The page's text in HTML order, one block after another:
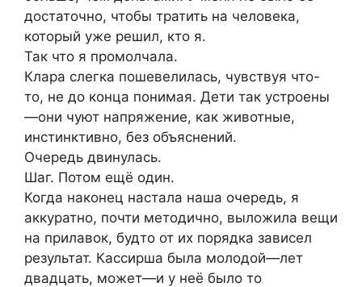
достаточно, чтобы тратить на человека,
который уже решил, кто я.
Так что я промолчала.
Клара слегка пошевелилась, чувствуя что-
то, не до конца понимая. Дети так устроены
—они чуют напряжение, как животные,
инстинктивно, без объяснений.
Очередь двинулась.
Шаг. Потом ещё один.
Когда наконец настала наша очередь, я
аккуратно, почти методично, выложила вещи
на прилавок, будто от их порядка зависел
результат. Кассирша была молодой—лет
двадцать, может—и у неё было то